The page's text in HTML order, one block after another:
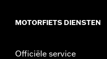
MOTORFIETS DIENSTEN
Officiële service